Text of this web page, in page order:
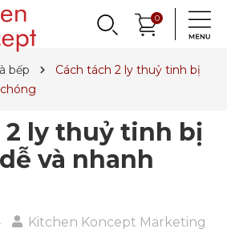
0
THƯƠNG HIỆU
bếp
Cách tách 2 ly thuỷ tinh bị
2 ly thuỷ tinh bị
và nhanh
Kitchen Koncept Marketing